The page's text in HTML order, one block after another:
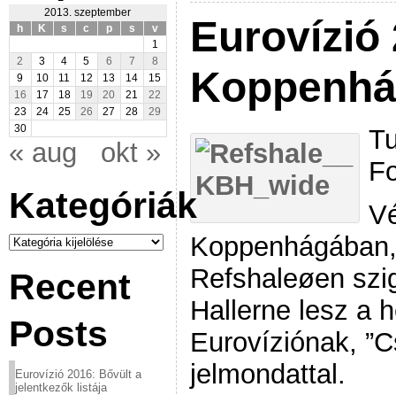
2013. szeptember
h
K s c p s
v
1
2
3 4 5 6 7
8
9
10 11 12 13 14
15
16
17 18 19 20 21
22
23
24 25 26 27 28
29
30
« aug okt »
Kategóriák
Kategóriák
Recent
Posts
Eurovízió 2016: Bővült a
jelentkezők listája
Eurovízió
Refshaleøen
Hallerne lesz a
Eurovíziónak,
jelmondattal.